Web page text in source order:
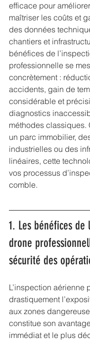
efficace pour
maîtriser les coûts et
des données
chantiers et
bénéfices de
professionnelle se
concrètement :
accidents, gain de
considérable et
diagnostics
méthodes classiques.
un parc immobilier,
industrielles ou des
linéaires, cette
vos processus
comble.
1. Les bénéfices de
drone
sécurité des
L’inspection aérienne
drastiquement
aux zones
constitue son
immédiat et le plus